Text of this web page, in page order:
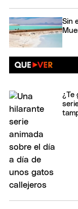
Sin
¿Te